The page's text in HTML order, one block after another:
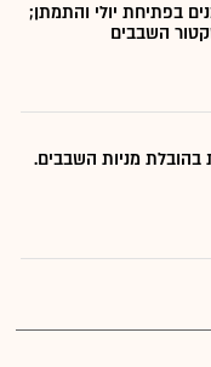
בפתיחת יולי והתמתן;
השבבים
בהובלת מניות השבבים.